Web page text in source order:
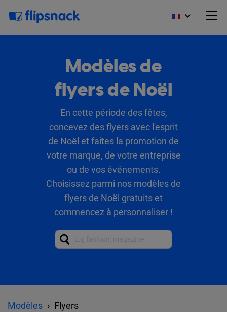
Modèles de
flyers de Noël
En cette période des fêtes,
concevez des flyers avec l'esprit
de Noël et faites la promotion de
votre marque, de votre entreprise
ou de vos événements.
Choisissez parmi nos modèles de
flyers de Noël gratuits et
commencez à personnaliser !
Modèles Flyers